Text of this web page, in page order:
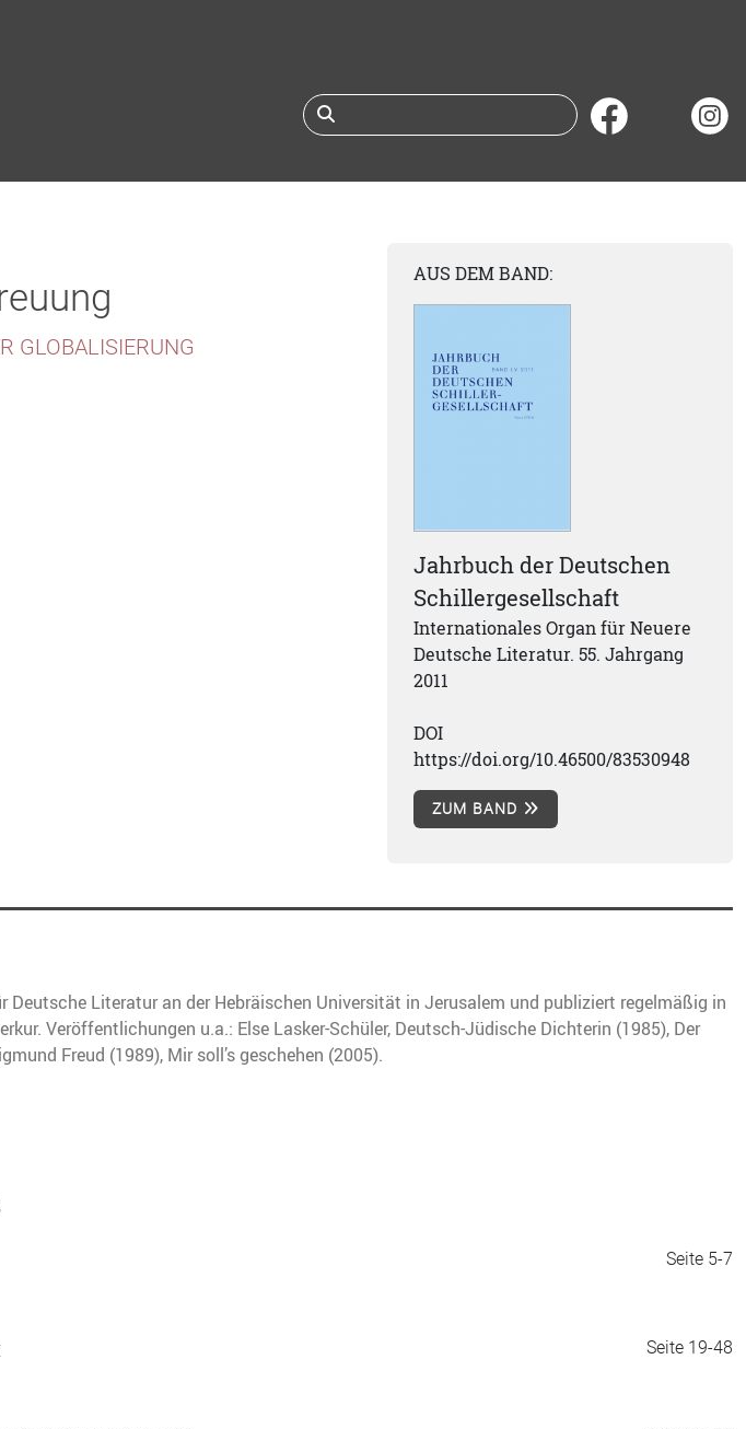
Suche nach
GLOBALISIERUNG
AUS DEM BAND:
Jahrbuch der Deutschen
Schillergesellschaft
Internationales Organ für Neuere
Deutsche Literatur. 55. Jahrgang
2011
DOI
https://doi.org/10.46500/83530948
ZUM BAND
Deutsche Literatur an der Hebräischen Universität in Jerusalem und publiziert regelmäßig in
Veröffentlichungen u.a.: Else Lasker-Schüler, Deutsch-Jüdische Dichterin (1985), Der
Freud (1989), Mir soll’s geschehen (2005).
Seite 5-7
Seite 19-48